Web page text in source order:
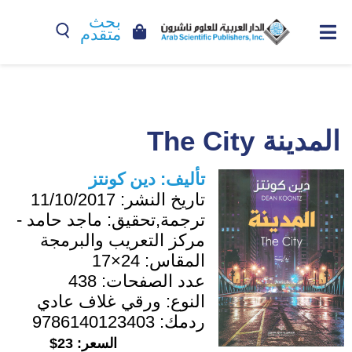
بحث
متقدم
المدينة The City
تأليف: دين كونتز
تاريخ النشر: 11/10/2017
ترجمة,تحقيق: ماجد حامد -
مركز التعريب والبرمجة
المقاس: 24×17
عدد الصفحات: 438
النوع: ورقي غلاف عادي
ردمك: 9786140123403
السعر: 23$